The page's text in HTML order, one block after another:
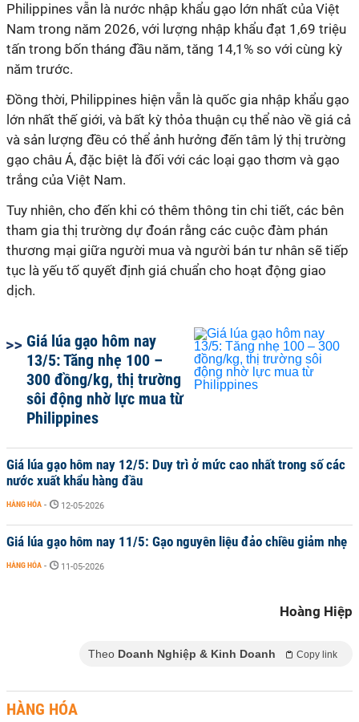
Philippines vẫn là nước nhập khẩu gạo lớn nhất của Việt
Nam trong năm 2026, với lượng nhập khẩu đạt 1,69 triệu
tấn trong bốn tháng đầu năm, tăng 14,1% so với cùng kỳ
năm trước.
Đồng thời, Philippines hiện vẫn là quốc gia nhập khẩu gạo
lớn nhất thế giới, và bất kỳ thỏa thuận cụ thể nào về giá cả
và sản lượng đều có thể ảnh hưởng đến tâm lý thị trường
gạo châu Á, đặc biệt là đối với các loại gạo thơm và gạo
trắng của Việt Nam.
Tuy nhiên, cho đến khi có thêm thông tin chi tiết, các bên
tham gia thị trường dự đoán rằng các cuộc đàm phán
thương mại giữa người mua và người bán tư nhân sẽ tiếp
tục là yếu tố quyết định giá chuẩn cho hoạt động giao
dịch.
Giá lúa gạo hôm nay
13/5: Tăng nhẹ 100 –
300 đồng/kg, thị trường
sôi động nhờ lực mua từ
Philippines
Giá lúa gạo hôm nay 12/5: Duy trì ở mức cao nhất trong số các
nước xuất khẩu hàng đầu
HÀNG HÓA - 12-05-2026
Giá lúa gạo hôm nay 11/5: Gạo nguyên liệu đảo chiều giảm nhẹ
HÀNG HÓA - 11-05-2026
Hoàng Hiệp
Theo Doanh Nghiệp & Kinh Doanh Copy link
HÀNG HÓA